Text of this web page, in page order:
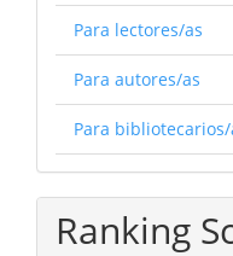
Para lectores/as
Para autores/as
Para bibliotecarios/
Ranking